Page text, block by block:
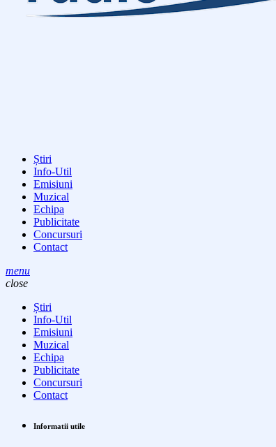
Știri
Info-Util
Emisiuni
Muzical
Echipa
Publicitate
Concursuri
Contact
menu
close
Știri
Info-Util
Emisiuni
Muzical
Echipa
Publicitate
Concursuri
Contact
Informatii utile